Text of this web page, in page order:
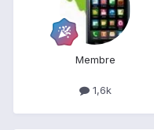
Membre
1,6k